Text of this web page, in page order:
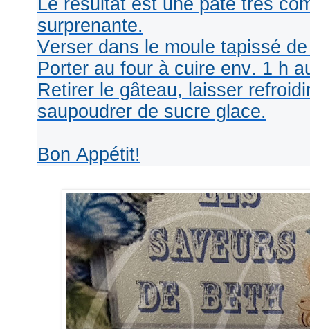
surprenante.
Verser dans le moule tapissé
Porter au four à cuire env. 1 h
Retirer le gâteau, laisser
saupoudrer de sucre glace.
Bon Appétit!